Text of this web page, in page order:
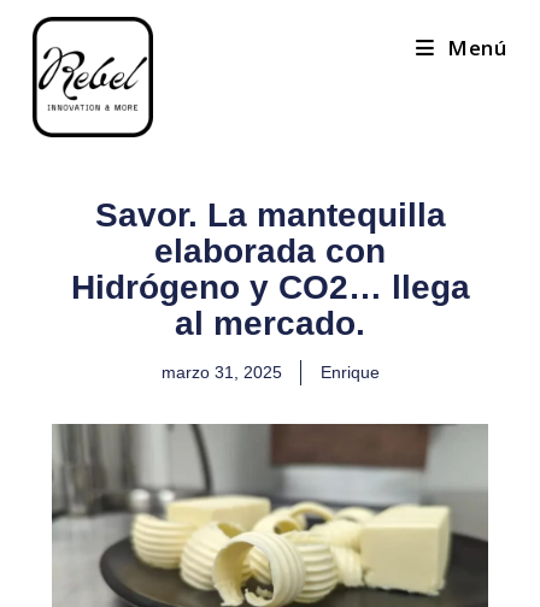
Menú
Savor. La mantequilla
elaborada con
Hidrógeno y CO2… llega
al mercado.
marzo 31, 2025 Enrique